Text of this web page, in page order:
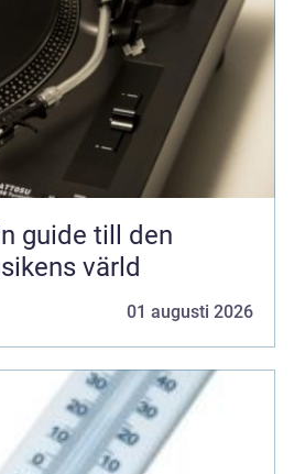
guide till den
värld
01 augusti 2026